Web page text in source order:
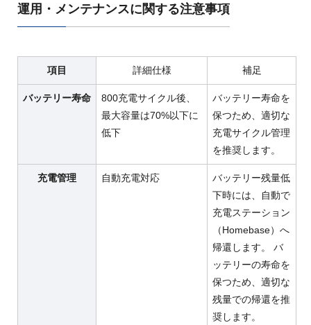
運用・メンテナンスに関する注意事項
項目 詳細仕様 補足
バッテリー寿命
800充電サイクル後、
最大容量は70%以下に
低下
バッテリー寿命を
保つため、適切な
充電サイクル管理
を推奨します。
充電管理 自動充電対応
バッテリー残量低
下時には、自動で
充電ステーション
（Homebase）へ
帰還します。 バ
ッテリーの寿命を
保つため、適切な
残量での帰還を推
奨します。